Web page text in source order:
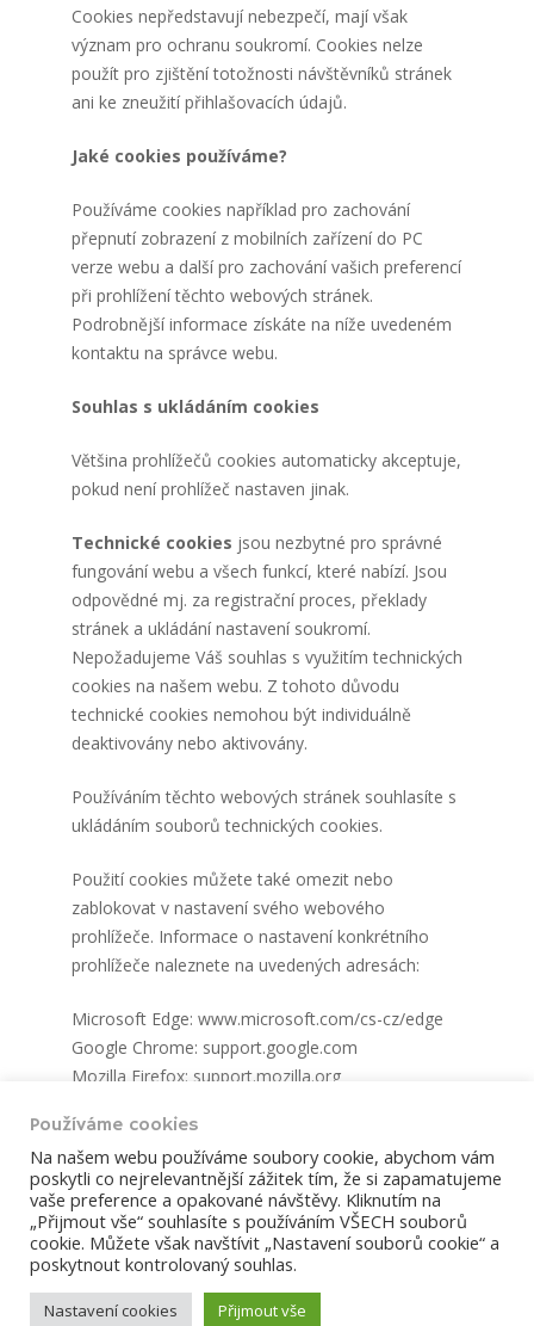
Cookies nepředstavují nebezpečí, mají však
význam pro ochranu soukromí. Cookies nelze
použít pro zjištění totožnosti návštěvníků stránek
ani ke zneužití přihlašovacích údajů.
Jaké cookies používáme?
Používáme cookies například pro zachování
přepnutí zobrazení z mobilních zařízení do PC
verze webu a další pro zachování vašich preferencí
při prohlížení těchto webových stránek.
Podrobnější informace získáte na níže uvedeném
kontaktu na správce webu.
Souhlas s ukládáním cookies
Většina prohlížečů cookies automaticky akceptuje,
pokud není prohlížeč nastaven jinak.
Technické cookies jsou nezbytné pro správné
fungování webu a všech funkcí, které nabízí. Jsou
odpovědné mj. za registrační proces, překlady
stránek a ukládání nastavení soukromí.
Nepožadujeme Váš souhlas s využitím technických
cookies na našem webu. Z tohoto důvodu
technické cookies nemohou být individuálně
deaktivovány nebo aktivovány.
Používáním těchto webových stránek souhlasíte s
ukládáním souborů technických cookies.
Použití cookies můžete také omezit nebo
zablokovat v nastavení svého webového
prohlížeče. Informace o nastavení konkrétního
prohlížeče naleznete na uvedených adresách:
Microsoft Edge: www.microsoft.com/cs-cz/edge
Google Chrome: support.google.com
Mozilla Firefox: support.mozilla.org
Safari: support.apple.com
ÚVOD ČLÁNKY
BOHOSLUŽBY
KALENDÁŘ AKCÍ
2026 © Farnost Dobříš. Develop webrazdva.cz.
Používáme cookies
Na našem webu používáme soubory cookie, abychom vám
poskytli co nejrelevantnější zážitek tím, že si zapamatujeme
vaše preference a opakované návštěvy. Kliknutím na
„Přijmout vše“ souhlasíte s používáním VŠECH souborů
cookie. Můžete však navštívit „Nastavení souborů cookie“ a
poskytnout kontrolovaný souhlas.
Nastavení cookies Přijmout vše